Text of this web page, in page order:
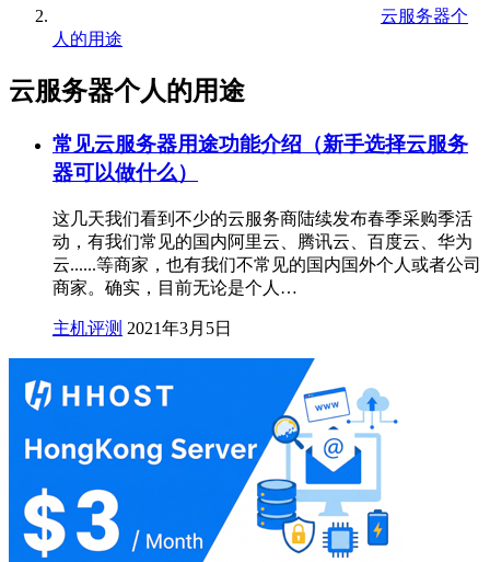
云服务器个
人的用途
云服务器个人的用途
常见云服务器用途功能介绍（新手选择云服务
器可以做什么）
这几天我们看到不少的云服务商陆续发布春季采购季活
动，有我们常见的国内阿里云、腾讯云、百度云、华为
云......等商家，也有我们不常见的国内国外个人或者公司
商家。确实，目前无论是个人…
主机评测 2021年3月5日